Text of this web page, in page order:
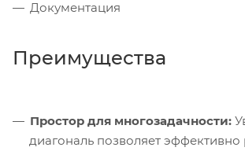
Документация
Преимущества
Простор для многозадачности:
диагональ позволяет эффективно